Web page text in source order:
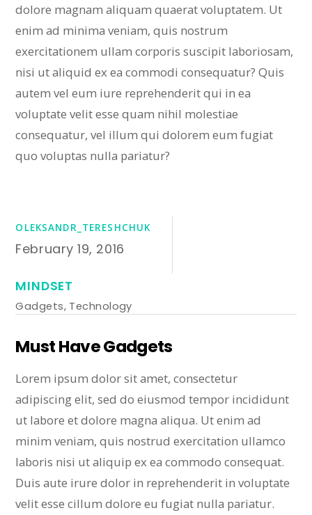
dolore magnam aliquam quaerat voluptatem. Ut
enim ad minima veniam, quis nostrum
exercitationem ullam corporis suscipit laboriosam,
nisi ut aliquid ex ea commodi consequatur? Quis
autem vel eum iure reprehenderit qui in ea
voluptate velit esse quam nihil molestiae
consequatur, vel illum qui dolorem eum fugiat
quo voluptas nulla pariatur?
OLEKSANDR_TERESHCHUK
February 19, 2016
MINDSET
Gadgets, Technology
Must Have Gadgets
Lorem ipsum dolor sit amet, consectetur
adipiscing elit, sed do eiusmod tempor incididunt
ut labore et dolore magna aliqua. Ut enim ad
minim veniam, quis nostrud exercitation ullamco
laboris nisi ut aliquip ex ea commodo consequat.
Duis aute irure dolor in reprehenderit in voluptate
velit esse cillum dolore eu fugiat nulla pariatur.